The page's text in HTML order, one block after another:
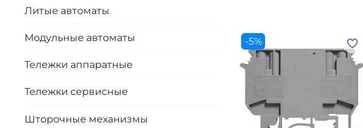
-5%
Литые автоматы
Модульные автоматы
Тележки аппаратные
Тележки сервисные
Шторочные механизмы